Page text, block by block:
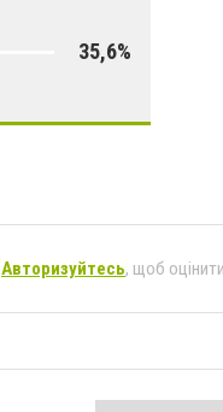
35,6%
Авторизуйтесь, щоб оцінити